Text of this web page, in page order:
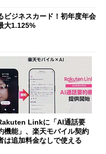
ビジネスカード！初年度年会
大1.125%
Linkに「AI通話要
機能」、楽天モバイル契約
は追加料金なしで使える